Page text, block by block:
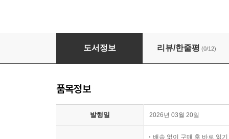
2026 박문각 공인중개사 김덕수 다시푸는 기출
도서정보 리뷰/한줄평 (0/12)
품목정보
발행일 2026년 03월 20일
배송 없이 구매 후 바로 읽기